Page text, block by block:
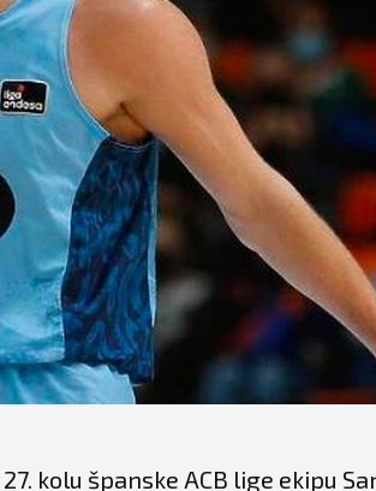
kolu španske ACB lige ekipu